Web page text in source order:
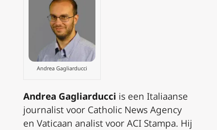
Andrea Gagliarducci
Andrea Gagliarducci is een Italiaanse
journalist voor Catholic News Agency
en Vaticaan analist voor ACI Stampa. Hij